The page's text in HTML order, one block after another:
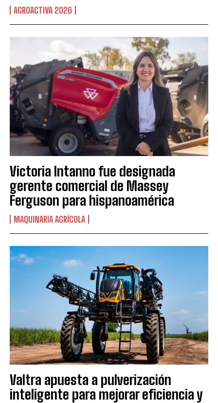
AGROACTIVA 2026
Victoria Intanno fue designada
gerente comercial de Massey
Ferguson para hispanoamérica
MAQUINARIA AGRÍCOLA
Valtra apuesta a pulverización
inteligente para mejorar eficiencia y